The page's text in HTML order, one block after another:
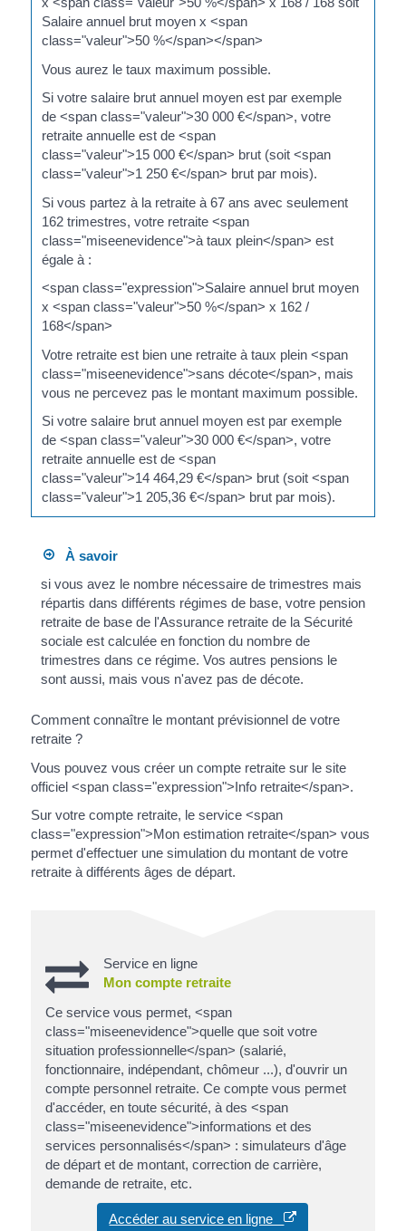
Salaire annuel brut moyen x <span
class="valeur">50 %</span></span>
Vous aurez le taux maximum possible.
Si votre salaire brut annuel moyen est par exemple
de <span class="valeur">30 000 €</span>, votre
retraite annuelle est de <span
class="valeur">15 000 €</span> brut (soit <span
class="valeur">1 250 €</span> brut par mois).
Si vous partez à la retraite à 67 ans avec seulement
162 trimestres, votre retraite <span
class="miseenevidence">à taux plein</span> est
égale à :
<span class="expression">Salaire annuel brut moyen
x <span class="valeur">50 %</span> x 162 /
168</span>
Votre retraite est bien une retraite à taux plein <span
class="miseenevidence">sans décote</span>, mais
vous ne percevez pas le montant maximum possible.
Si votre salaire brut annuel moyen est par exemple
de <span class="valeur">30 000 €</span>, votre
retraite annuelle est de <span
class="valeur">14 464,29 €</span> brut (soit <span
class="valeur">1 205,36 €</span> brut par mois).
À savoir
si vous avez le nombre nécessaire de trimestres mais
répartis dans différents régimes de base, votre pension
retraite de base de l'Assurance retraite de la Sécurité
sociale est calculée en fonction du nombre de
trimestres dans ce régime. Vos autres pensions le
sont aussi, mais vous n'avez pas de décote.
Comment connaître le montant prévisionnel de votre
retraite ?
Vous pouvez vous créer un compte retraite sur le site
officiel <span class="expression">Info retraite</span>.
Sur votre compte retraite, le service <span
class="expression">Mon estimation retraite</span> vous
permet d'effectuer une simulation du montant de votre
retraite à différents âges de départ.
Service en ligne
Mon compte retraite
Ce service vous permet, <span
class="miseenevidence">quelle que soit votre
situation professionnelle</span> (salarié,
fonctionnaire, indépendant, chômeur ...), d'ouvrir un
compte personnel retraite. Ce compte vous permet
d'accéder, en toute sécurité, à des <span
class="miseenevidence">informations et des
services personnalisés</span> : simulateurs d'âge
de départ et de montant, correction de carrière,
demande de retraite, etc.
Accéder au service en ligne